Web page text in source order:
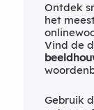
Ontdek
het
Vind de
Gebruik